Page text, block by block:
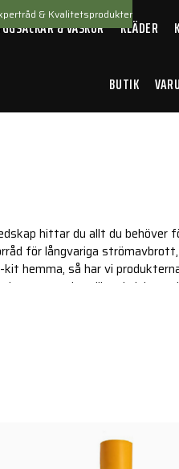
& Kvalitetsprodukter
& VÄSKOR KLÄDER
BUTIK
hittar du allt du behöver
för långvariga
hemma, så har vi
till praktiska
våra beredskapsprodukter.